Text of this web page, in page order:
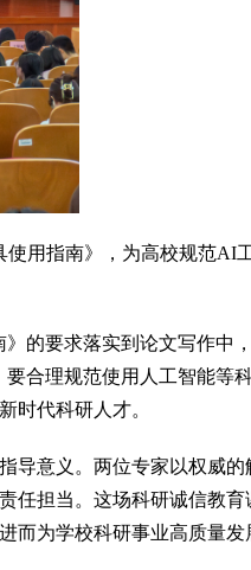
用指南》，为高校规范AI
的要求落实到论文写作中
合理规范使用人工智能等
时代科研人才。
意义。两位专家以权威的
任担当。这场科研诚信教
为学校科研事业高质量发